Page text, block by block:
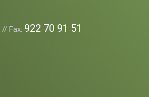
// Fax: 922 70 91 51